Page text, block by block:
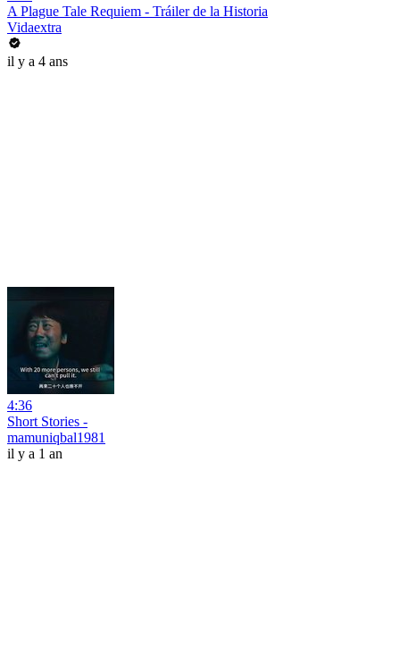
A Plague Tale Requiem - Tráiler de la Historia
Vidaextra
il y a 4 ans
4:36
Short Stories -
mamuniqbal1981
il y a 1 an